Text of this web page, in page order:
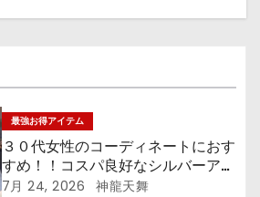
最強お得アイテム
３０代女性のコーディネートにおす
すめ！！コスパ良好なシルバーアク
セサリー５選！！
7月 24, 2026 神龍天舞